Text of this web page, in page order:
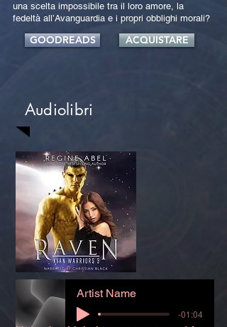
una scelta impossibile tra il loro amore, la
fedeltà all’Avanguardia e i propri obblighi morali?
GOODREADS ACQUISTARE
Audiolibri
Artist Name
-01:04